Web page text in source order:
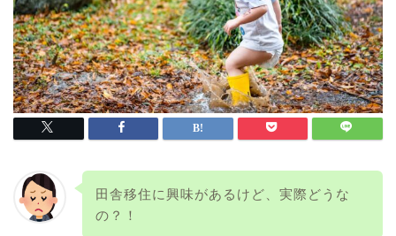
田舎移住に興味があるけど、実際どうな
の？！